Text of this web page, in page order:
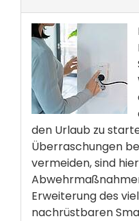
den Urlaub zu
Überraschungen
vermeiden, sind
Erweiterung des
nachrüstbaren